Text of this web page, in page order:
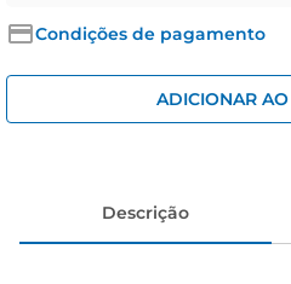
Condições de pagamento
ADICIONAR
Descrição
cerveja